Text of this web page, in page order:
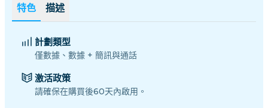
特色 描述
計劃類型
僅數據、數據 + 簡訊與通話
激活政策
請確保在購買後60天內啟用。